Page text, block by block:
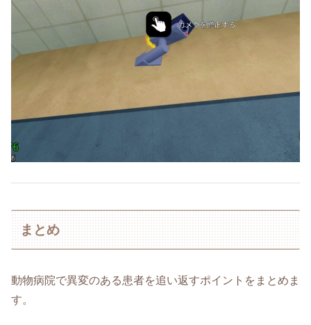
まとめ
動物病院で異変のある患者を追い返すポイントをまとめま
す。